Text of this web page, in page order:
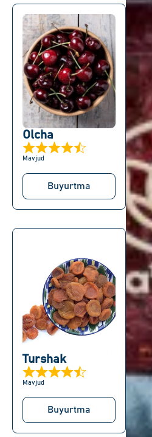
Olcha
Mavjud
Buyurtma
Turshak
Mavjud
Buyurtma